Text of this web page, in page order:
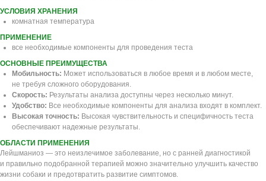
УСЛОВИЯ ХРАНЕНИЯ
комнатная температура
ПРИМЕНЕНИЕ
все необходимые компоненты для проведения теста
ОСНОВНЫЕ ПРЕИМУЩЕСТВА
Мобильность: Может использоваться в любое время и в любом месте,
не требуя сложного оборудования.
Скорость: Результаты анализа доступны через несколько минут.
Удобство: Все необходимые компоненты для анализа входят в комплект.
Высокая точность: Высокая чувствительность и специфичность теста
обеспечивают надежные результаты.
ОБЛАСТИ ПРИМЕНЕНИЯ
Лейшманиоз — это неизлечимое заболевание, но с ранней диагностикой
и правильно подобранной терапией можно значительно улучшить качество
жизни собаки и предотвратить развитие симптомов.